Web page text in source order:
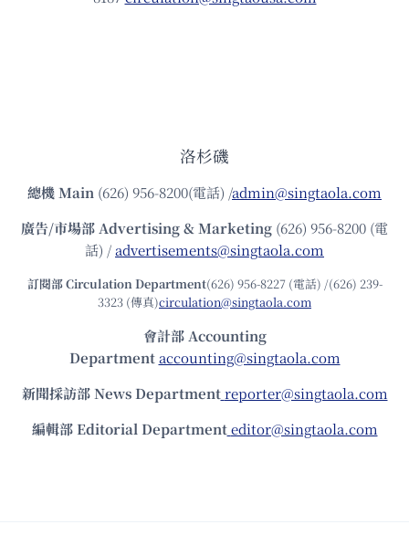
洛杉磯
總機Main (626) 956-8200(電話) /admin@singtaola.com
廣告/市場部Advertising & Marketing (626) 956-8200 (電
話) /advertisements@singtaola.com
訂閱部 Circulation Department(626) 956-8227 (電話) /(626) 239-
3323 (傳真)circulation@singtaola.com
會計部 Accounting
Department accounting@singtaola.com
新聞採訪部 News Department reporter@singtaola.com
編輯部 Editorial Department editor@singtaola.com